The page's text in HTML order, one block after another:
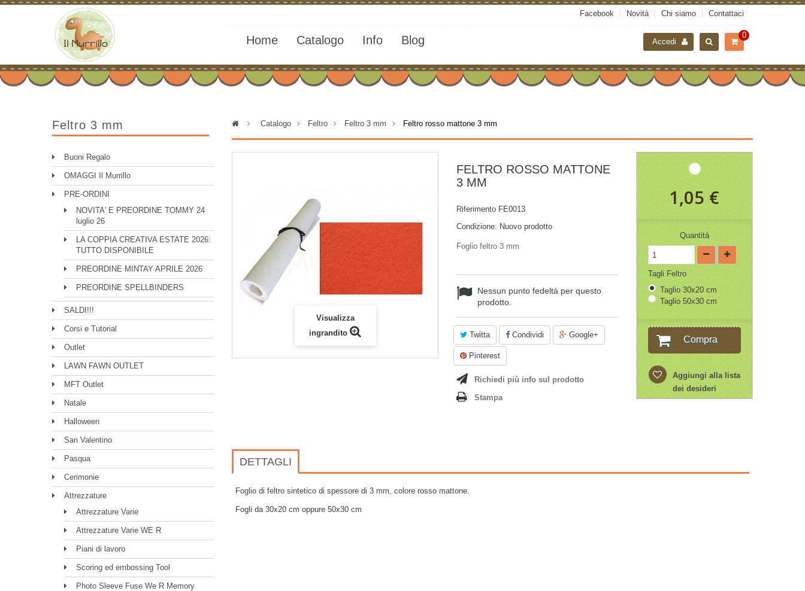
Facebook Novità Chi siamo Contattaci
0
Home Catalogo Info Blog Accedi
Feltro 3 mm
Buoni Regalo
OMAGGI Il Murrillo
PRE-ORDINI
NOVITA' E PREORDINE TOMMY 24
luglio 26
LA COPPIA CREATIVA ESTATE 2026:
TUTTO DISPONIBILE
PREORDINE MINTAY APRILE 2026
PREORDINE SPELLBINDERS
SALDI!!!
Corsi e Tutorial
Outlet
LAWN FAWN OUTLET
MFT Outlet
Natale
Halloween
San Valentino
Pasqua
Cerimonie
Attrezzature
Attrezzature Varie
Attrezzature Varie WE R
Piani di lavoro
Scoring ed embossing Tool
Photo Sleeve Fuse We R Memory
> Catalogo > Feltro > Feltro 3 mm > Feltro rosso mattone 3 mm
Visualizza
ingrandito
FELTRO ROSSO MATTONE
3 MM
Riferimento FE0013
Condizione: Nuovo prodotto
Foglio feltro 3 mm
Nessun punto fedeltà per questo
prodotto.
Twitta Condividi Google+
Pinterest
Richiedi più info sul prodotto
Stampa
1,05 €
Quantità
Tagli Feltro
Taglio 30x20 cm
Taglio 50x30 cm
Compra
Aggiungi alla lista
dei desideri
DETTAGLI
Foglio di feltro sintetico di spessore di 3 mm, colore rosso mattone.
Fogli da 30x20 cm oppure 50x30 cm